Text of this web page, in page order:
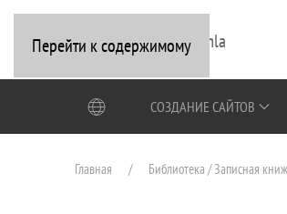
Перейти к содержимому
СОЗДАНИЕ САЙТОВ
Главная Библиотека / Записная